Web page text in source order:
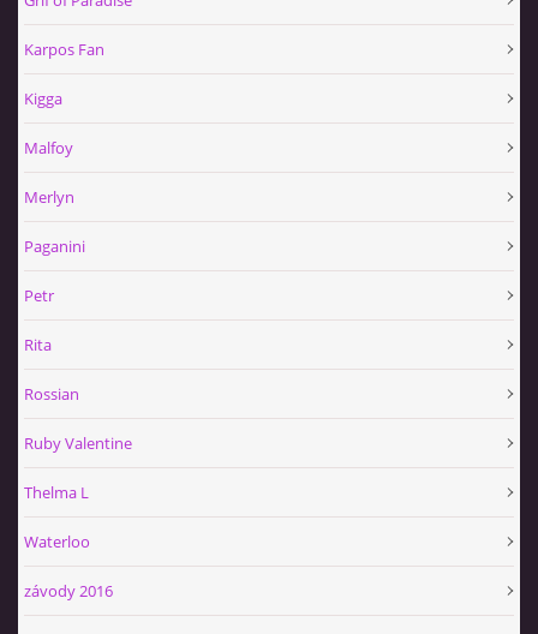
Karpos Fan
Kigga
Malfoy
Merlyn
Paganini
Petr
Rita
Rossian
Ruby Valentine
Thelma L
Waterloo
závody 2016